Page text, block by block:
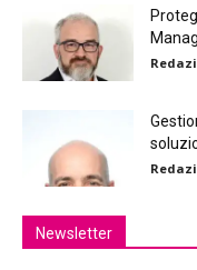
Newsletter